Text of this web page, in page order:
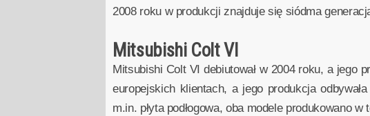
2008 roku w produkcji znajduje się siódma
Mitsubishi Colt VI
Mitsubishi Colt VI debiutował w 2004 roku, a jego
europejskich klientach, a jego produkcja
m.in. płyta podłogowa, oba modele produkowano